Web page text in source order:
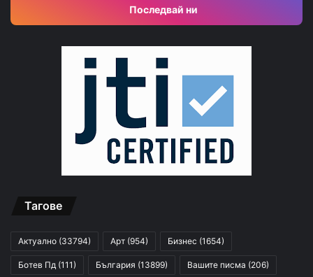
Последвай ни
Тагове
Актуално (33794) Арт (954) Бизнес (1654)
Ботев Пд (111) България (13899) Вашите писма (206)